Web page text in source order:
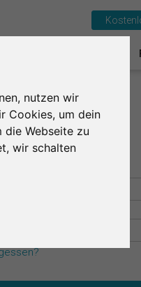
nutzen wir
Cookies, um dein
die Webseite zu
wir schalten